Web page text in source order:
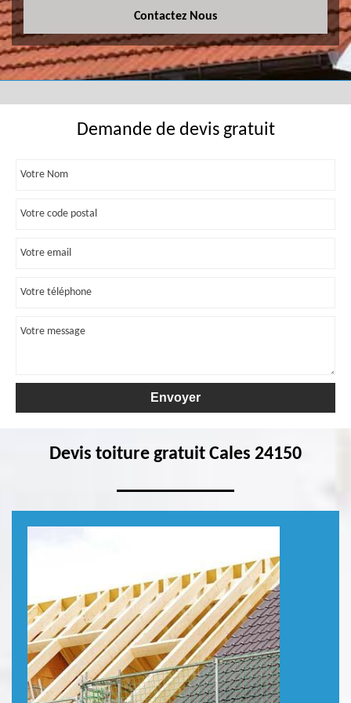
Contactez Nous
Demande de devis gratuit
Devis toiture gratuit Cales 24150